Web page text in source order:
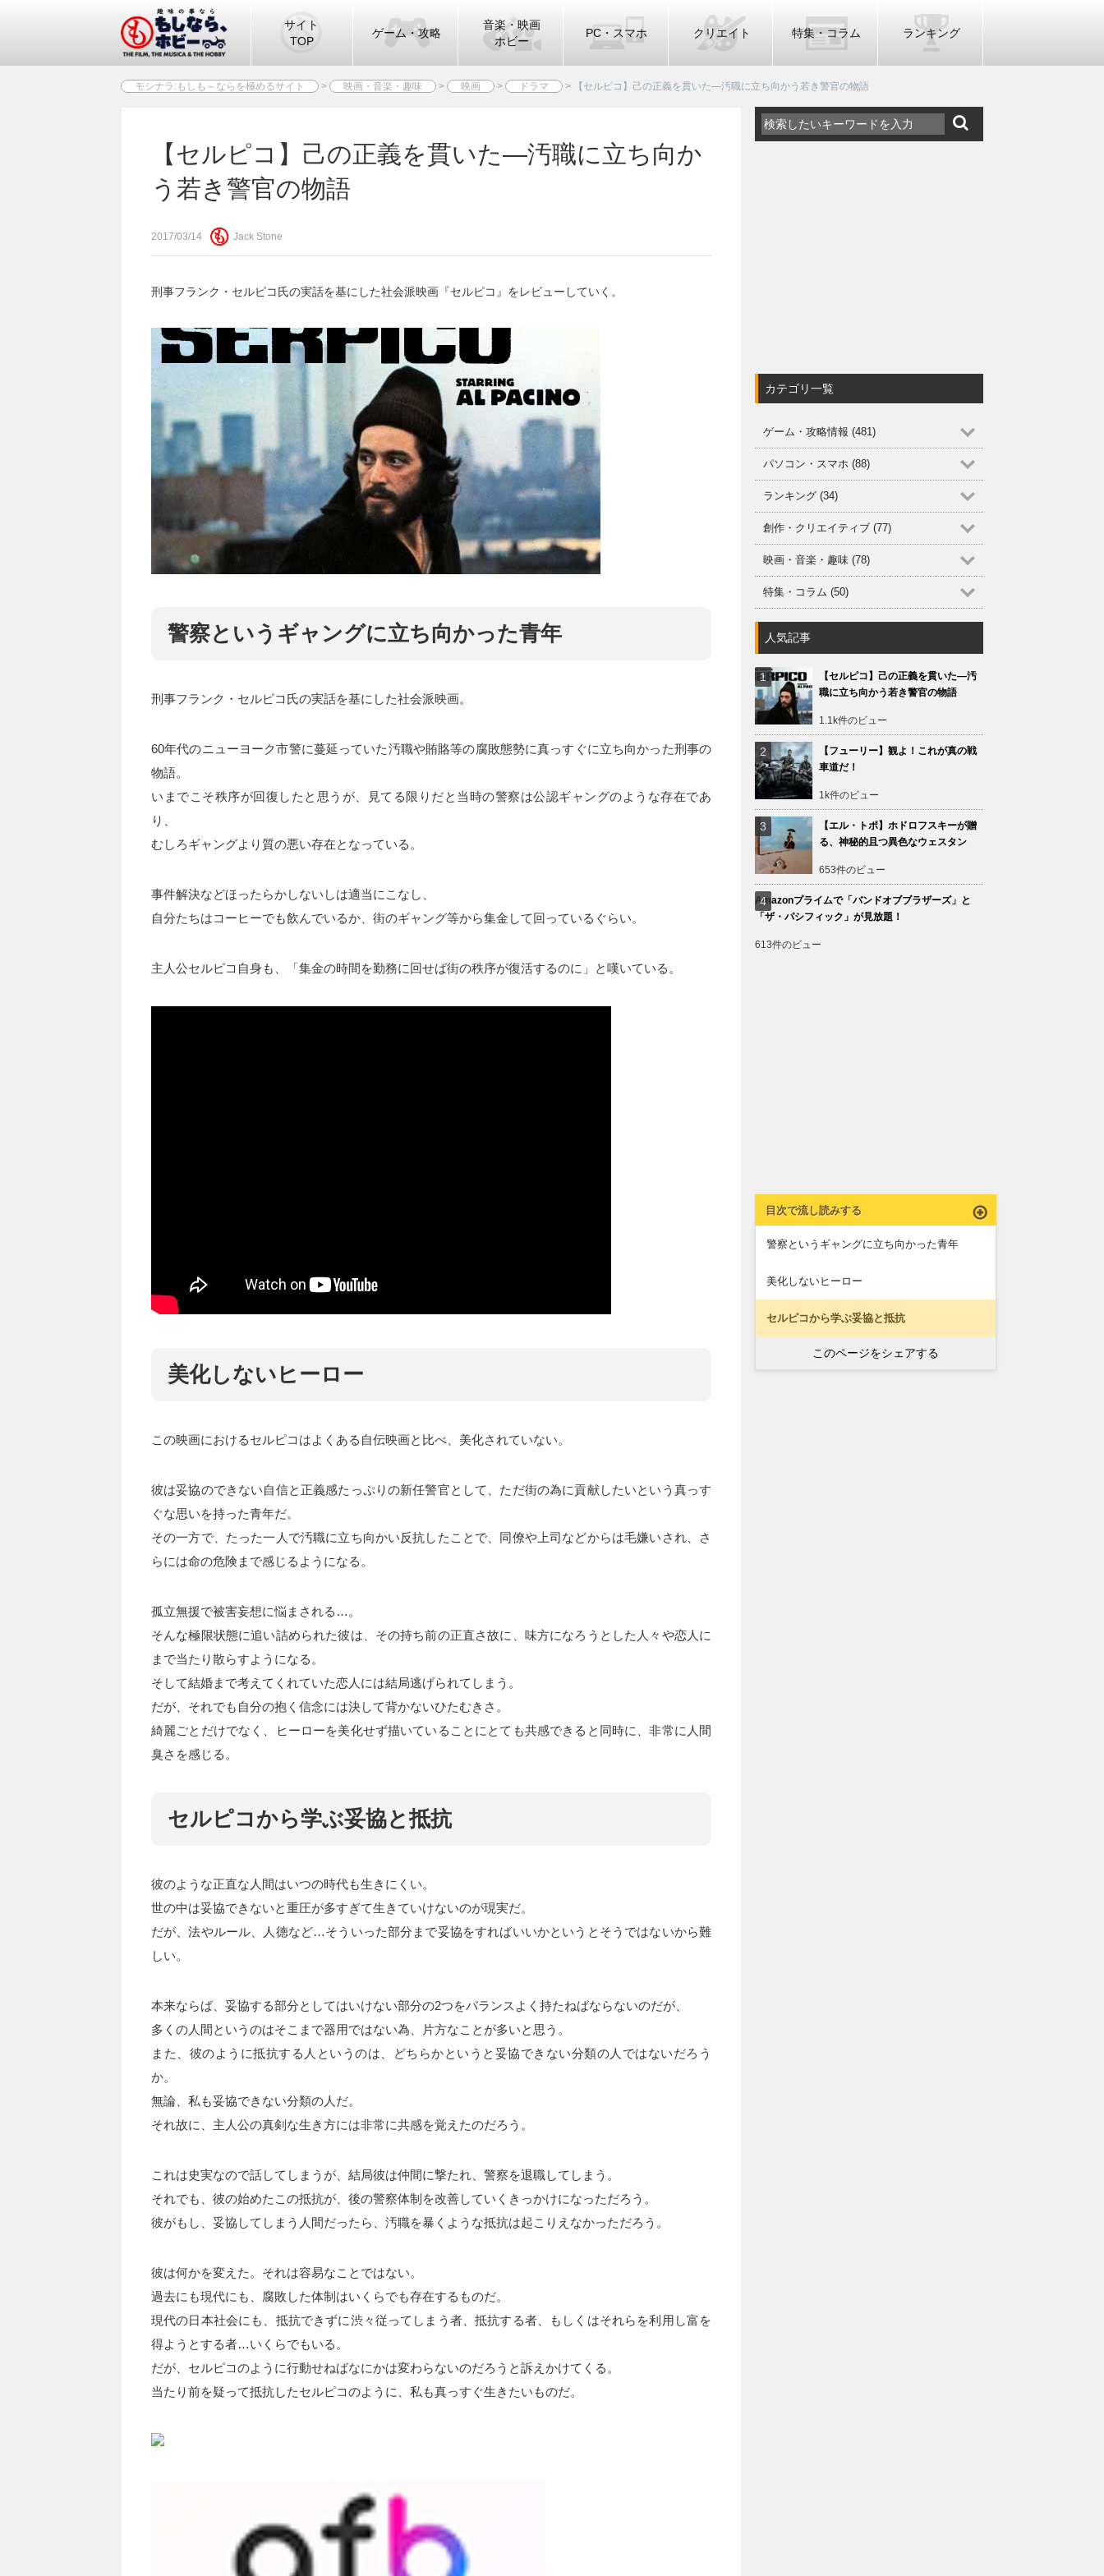
サイト
TOP
ゲーム・攻略
音楽・映画
ホビー
PC・スマホ クリエイト 特集・コラム ランキング
モシナラ:もしも～ならを極めるサイト > 映画・音楽・趣味 > 映画 > ドラマ > 【セルピコ】己の正義を貫いた―汚職に立ち向かう若き警官の物語
【セルピコ】己の正義を貫いた―汚職に立ち向か
う若き警官の物語
2017/03/14 Jack Stone
刑事フランク・セルピコ氏の実話を基にした社会派映画『セルピコ』をレビューしていく。
警察というギャングに立ち向かった青年
刑事フランク・セルピコ氏の実話を基にした社会派映画。
60年代のニューヨーク市警に蔓延っていた汚職や賄賂等の腐敗態勢に真っすぐに立ち向かった刑事の
物語。
いまでこそ秩序が回復したと思うが、見てる限りだと当時の警察は公認ギャングのような存在であ
り、
むしろギャングより質の悪い存在となっている。
事件解決などほったらかしないしは適当にこなし、
自分たちはコーヒーでも飲んでいるか、街のギャング等から集金して回っているぐらい。
主人公セルピコ自身も、「集金の時間を勤務に回せば街の秩序が復活するのに」と嘆いている。
美化しないヒーロー
この映画におけるセルピコはよくある自伝映画と比べ、美化されていない。
彼は妥協のできない自信と正義感たっぷりの新任警官として、ただ街の為に貢献したいという真っす
ぐな思いを持った青年だ。
その一方で、たった一人で汚職に立ち向かい反抗したことで、同僚や上司などからは毛嫌いされ、さ
らには命の危険まで感じるようになる。
孤立無援で被害妄想に悩まされる…。
そんな極限状態に追い詰められた彼は、その持ち前の正直さ故に、味方になろうとした人々や恋人に
まで当たり散らすようになる。
そして結婚まで考えてくれていた恋人には結局逃げられてしまう。
だが、それでも自分の抱く信念には決して背かないひたむきさ。
綺麗ごとだけでなく、ヒーローを美化せず描いていることにとても共感できると同時に、非常に人間
臭さを感じる。
セルピコから学ぶ妥協と抵抗
彼のような正直な人間はいつの時代も生きにくい。
世の中は妥協できないと重圧が多すぎて生きていけないのが現実だ。
だが、法やルール、人徳など…そういった部分まで妥協をすればいいかというとそうではないから難
しい。
本来ならば、妥協する部分としてはいけない部分の2つをバランスよく持たねばならないのだが、
多くの人間というのはそこまで器用ではない為、片方なことが多いと思う。
また、彼のように抵抗する人というのは、どちらかというと妥協できない分類の人ではないだろう
か。
無論、私も妥協できない分類の人だ。
それ故に、主人公の真剣な生き方には非常に共感を覚えたのだろう。
これは史実なので話してしまうが、結局彼は仲間に撃たれ、警察を退職してしまう。
それでも、彼の始めたこの抵抗が、後の警察体制を改善していくきっかけになっただろう。
彼がもし、妥協してしまう人間だったら、汚職を暴くような抵抗は起こりえなかっただろう。
彼は何かを変えた。それは容易なことではない。
過去にも現代にも、腐敗した体制はいくらでも存在するものだ。
現代の日本社会にも、抵抗できずに渋々従ってしまう者、抵抗する者、もしくはそれらを利用し富を
得ようとする者…いくらでもいる。
だが、セルピコのように行動せねばなにかは変わらないのだろうと訴えかけてくる。
当たり前を疑って抵抗したセルピコのように、私も真っすぐ生きたいものだ。
カテゴリ一覧
ゲーム・攻略情報 (481)
パソコン・スマホ (88)
ランキング (34)
創作・クリエイティブ (77)
映画・音楽・趣味 (78)
特集・コラム (50)
人気記事
【セルピコ】己の正義を貫いた―汚
職に立ち向かう若き警官の物語
1.1k件のビュー
【フューリー】観よ！これが真の戦
車道だ！
1k件のビュー
【エル・トポ】ホドロフスキーが贈
る、神秘的且つ異色なウェスタン
653件のビュー
Amazonプライムで「バンドオブブラザーズ」と
「ザ・パシフィック」が見放題！
613件のビュー
目次で流し読みする
警察というギャングに立ち向かった青年
美化しないヒーロー
セルピコから学ぶ妥協と抵抗
このページをシェアする